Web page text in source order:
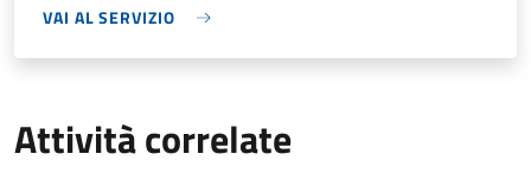
VAI AL SERVIZIO
Attività correlate